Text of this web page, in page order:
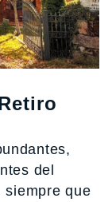
del
siempre que